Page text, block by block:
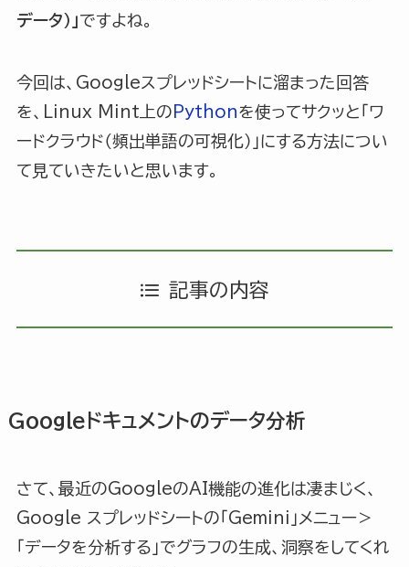
データ）」ですよね。
今回は、Googleスプレッドシートに溜まった回答
を、Linux Mint上の Pythonを使ってサクッと「ワ
ードクラウド（頻出単語の可視化）」にする方法につい
て見ていきたいと思います。
記事の内容
Googleドキュメントのデータ分析
さて、最近のGoogleのAI機能の進化は凄まじく、
Google スプレッドシートの「Gemini」メニュー＞
「データを分析する」でグラフの生成、洞察をしてくれ